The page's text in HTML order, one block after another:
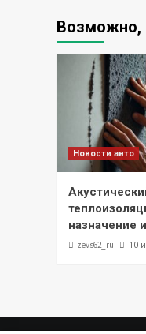
Возможно,
Новости авто
назначение
zevs62_ru 10